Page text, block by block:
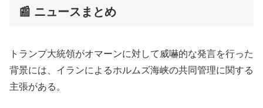
📰 ニュースまとめ
トランプ大統領がオマーンに対して威嚇的な発言を行った
背景には、イランによるホルムズ海峡の共同管理に関する
主張がある。